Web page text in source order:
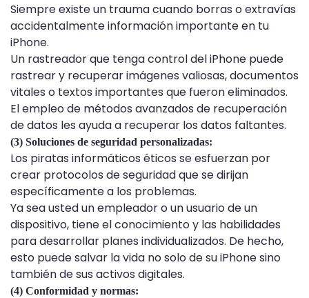
Siempre existe un trauma cuando borras o extravías
accidentalmente información importante en tu
iPhone.
Un rastreador que tenga control del iPhone puede
rastrear y recuperar imágenes valiosas, documentos
vitales o textos importantes que fueron eliminados.
El empleo de métodos avanzados de recuperación
de datos les ayuda a recuperar los datos faltantes.
(3) Soluciones de seguridad personalizadas:
Los piratas informáticos éticos se esfuerzan por
crear protocolos de seguridad que se dirijan
específicamente a los problemas.
Ya sea usted un empleador o un usuario de un
dispositivo, tiene el conocimiento y las habilidades
para desarrollar planes individualizados. De hecho,
esto puede salvar la vida no solo de su iPhone sino
también de sus activos digitales.
(4) Conformidad y normas: